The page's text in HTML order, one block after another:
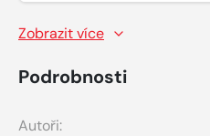
Zobrazit více
Podrobnosti
Autoři: